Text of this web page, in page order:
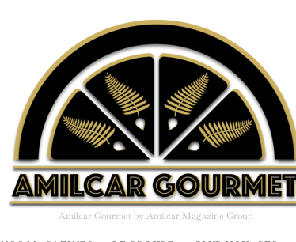
Amilcar Gourmet by Amilcar Magazine Group